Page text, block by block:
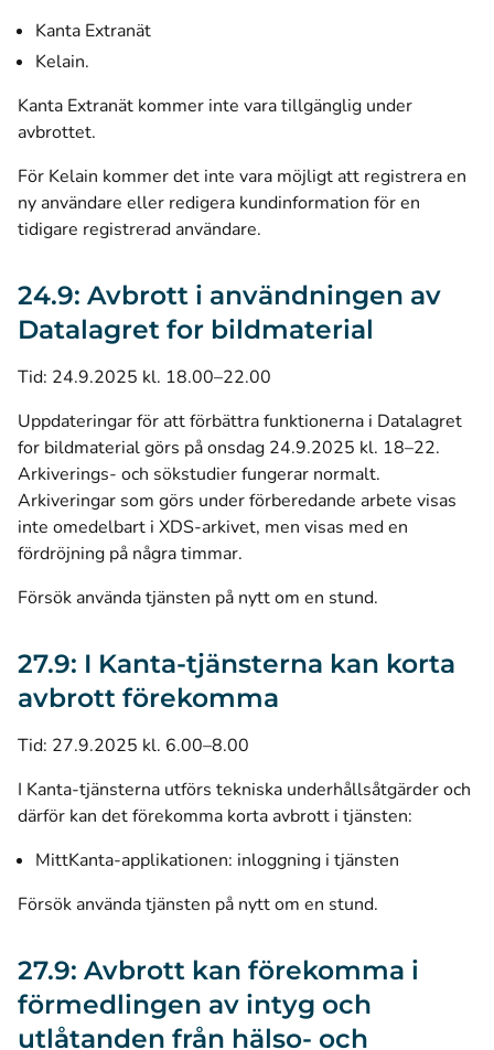
Kanta Extranät
Kelain.
Kanta Extranät kommer inte vara tillgänglig under
avbrottet.
För Kelain kommer det inte vara möjligt att registrera en
ny användare eller redigera kundinformation för en
tidigare registrerad användare.
24.9: Avbrott i användningen av
Datalagret for bildmaterial
Tid: 24.9.2025 kl. 18.00–22.00
Uppdateringar för att förbättra funktionerna i Datalagret
for bildmaterial görs på onsdag 24.9.2025 kl. 18–22.
Arkiverings- och sökstudier fungerar normalt.
Arkiveringar som görs under förberedande arbete visas
inte omedelbart i XDS-arkivet, men visas med en
fördröjning på några timmar.
Försök använda tjänsten på nytt om en stund.
27.9: I Kanta-tjänsterna kan korta
avbrott förekomma
Tid: 27.9.2025 kl. 6.00–8.00
I Kanta-tjänsterna utförs tekniska underhållsåtgärder och
därför kan det förekomma korta avbrott i tjänsten:
MittKanta-applikationen: inloggning i tjänsten
Försök använda tjänsten på nytt om en stund.
27.9: Avbrott kan förekomma i
förmedlingen av intyg och
utlåtanden från hälso- och